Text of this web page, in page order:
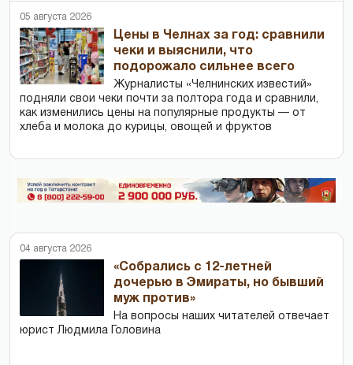
05 августа 2026
Цены в Челнах за год: сравнили
чеки и выяснили, что
подорожало сильнее всего
Журналисты «Челнинских известий»
подняли свои чеки почти за полтора года и сравнили,
как изменились цены на популярные продукты — от
хлеба и молока до курицы, овощей и фруктов
04 августа 2026
«Собрались с 12-летней
дочерью в Эмираты, но бывший
муж против»
На вопросы наших читателей отвечает
юрист Людмила Головина